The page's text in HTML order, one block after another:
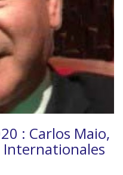
: Carlos Maio,
Internationales